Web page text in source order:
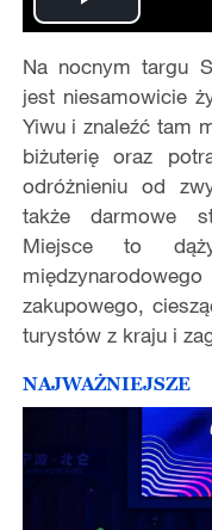
Play
Video
Na nocnym targu
jest niesamowicie
Yiwu i znaleźć tam
biżuterię oraz
odróżnieniu od
także darmowe
Miejsce to
zakupowego,
turystów z kraju i
NAJWAŻNIEJSZE